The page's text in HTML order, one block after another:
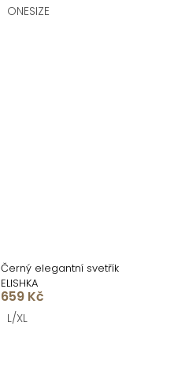
ONESIZE
Černý elegantní svetřík
ELISHKA
659 Kč
L/XL